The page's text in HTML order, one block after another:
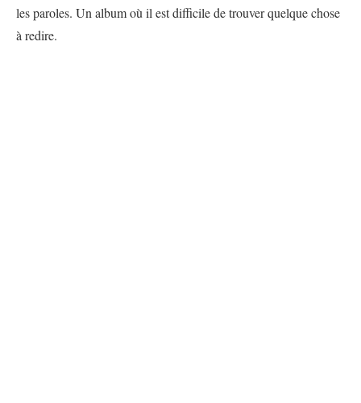
les paroles. Un album où il est difficile de trouver quelque chose
à redire.